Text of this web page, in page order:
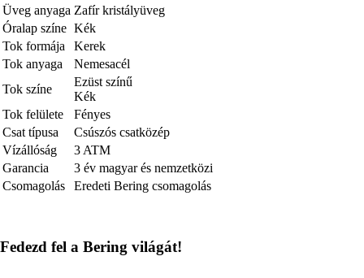
Üveg anyaga Zafír kristályüveg
Óralap színe Kék
Tok formája
Kerek
Tok anyaga
Nemesacél
Tok színe
Ezüst színű
Kék
Tok felülete
Fényes
Csat típusa
Csúszós csatközép
Vízállóság
3 ATM
Garancia
3 év magyar és nemzetközi
Csomagolás
Eredeti Bering csomagolás
Fedezd fel a Bering világát!